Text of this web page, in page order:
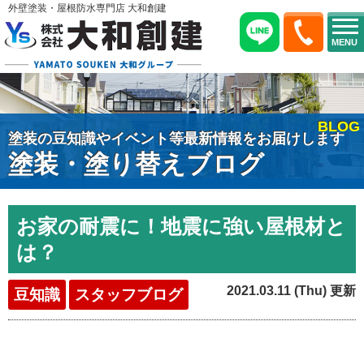
MENU
外壁塗装・屋根防水専門店 大和創建
塗装の豆知識やイベント等最新情報をお届けします
塗装・塗り替えブログ
BLOG
お家の耐震に！地震に強い屋根材と
は？
豆知識 スタッフブログ 2021.03.11 (Thu) 更新